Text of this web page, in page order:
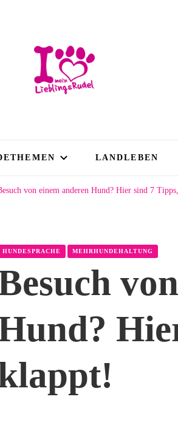
LANDLEBEN
von einem anderen Hund? Hier sind 7
HUNDESPRACHE MEHRHUNDEHALTUNG